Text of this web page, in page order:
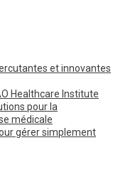
et innovantes
Healthcare Institute
pour la
médicale
gérer simplement